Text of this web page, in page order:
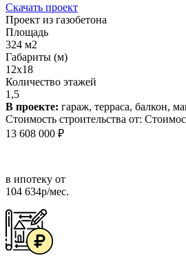
Скачать проект
Проект из газобетона
Площадь
324 м2
Габариты (м)
12x18
Количество этажей
1,5
В проекте: гараж, терраса, балкон,
Стоимость строительства от:
13 608 000 ₽
в ипотеку от
104 634р/мес.